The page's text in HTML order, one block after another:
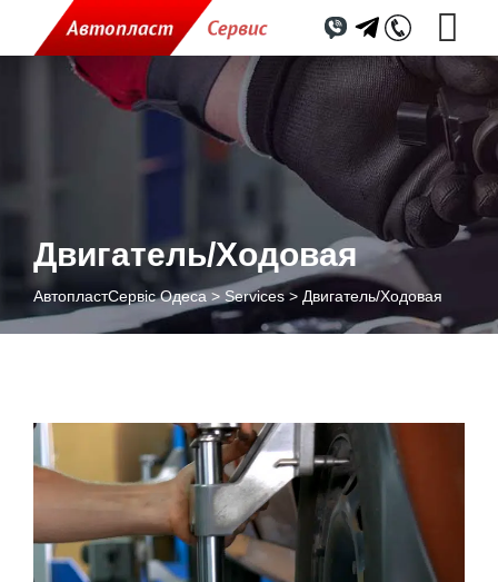
Двигатель/Ходовая
АвтопластСервіс Одеса> Services> Двигатель/Ходовая